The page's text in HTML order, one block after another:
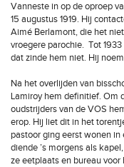
Vanneste in op de oproep
15 augustus 1919. Hij
Aimé Berlamont, die het
vroegere parochie. Tot
dat zinde hem niet. Hij
Na het overlijden van
Lamiroy hem definitief. Om
oudstrijders van de VOS
erop. Hij liet dit in het
pastoor ging eerst wonen
diende ’s morgens als
ze eetplaats en bureau